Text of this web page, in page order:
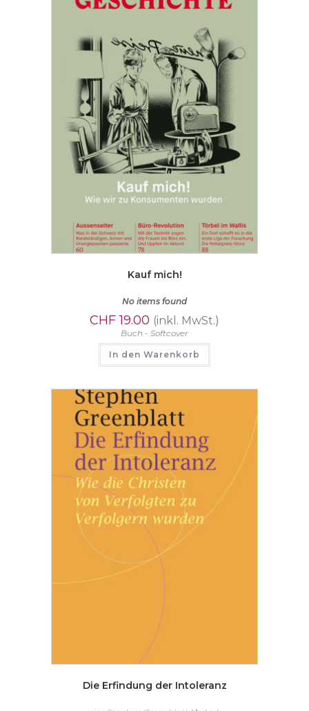
Kauf mich!
No items found
CHF19.00 (inkl. MwSt.)
Buch - Softcover
In den Warenkorb
Die Erfindung der Intoleranz